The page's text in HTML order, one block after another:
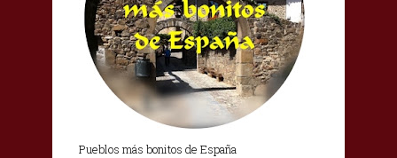
Pueblos más bonitos de España